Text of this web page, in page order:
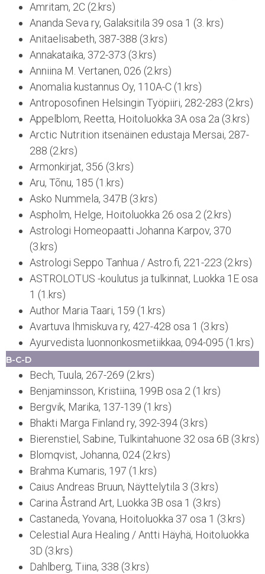
Amritam, 2C (2.krs)
Ananda Seva ry, Galaksitila 39 osa 1 (3. krs)
Anitaelisabeth, 387-388 (3.krs)
Annakataika, 372-373 (3.krs)
Anniina M. Vertanen, 026 (2.krs)
Anomalia kustannus Oy, 110A-C (1.krs)
Antroposofinen Helsingin Työpiiri, 282-283 (2.krs)
Appelblom, Reetta, Hoitoluokka 3A osa 2a (3.krs)
Arctic Nutrition itsenäinen edustaja Mersai, 287-
288 (2.krs)
Armonkirjat, 356 (3.krs)
Aru, Tõnu, 185 (1.krs)
Asko Nummela, 347B (3.krs)
Aspholm, Helge, Hoitoluokka 26 osa 2 (2.krs)
Astrologi Homeopaatti Johanna Karpov, 370
(3.krs)
Astrologi Seppo Tanhua / Astro.fi, 221-223 (2.krs)
ASTROLOTUS -koulutus ja tulkinnat, Luokka 1E osa
1 (1.krs)
Author Maria Taari, 159 (1.krs)
Avartuva Ihmiskuva ry, 427-428 osa 1 (3.krs)
Ayurvedista luonnonkosmetiikkaa, 094-095 (1.krs)
B-C-D
Bech, Tuula, 267-269 (2.krs)
Benjaminsson, Kristiina, 199B osa 2 (1.krs)
Bergvik, Marika, 137-139 (1.krs)
Bhakti Marga Finland ry, 392-394 (3.krs)
Bierenstiel, Sabine, Tulkintahuone 32 osa 6B (3.krs)
Blomqvist, Johanna, 024 (2.krs)
Brahma Kumaris, 197 (1.krs)
Caius Andreas Bruun, Näyttelytila 3 (3.krs)
Carina Åstrand Art, Luokka 3B osa 1 (3.krs)
Castaneda, Yovana, Hoitoluokka 37 osa 1 (3.krs)
Celestial Aura Healing / Antti Häyhä, Hoitoluokka
3D (3.krs)
Dahlberg, Tiina, 338 (3.krs)